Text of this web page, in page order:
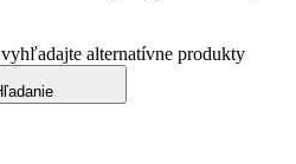
alternatívne produkty